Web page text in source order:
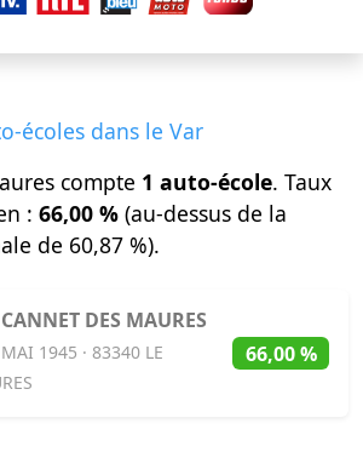
écoles dans le Var
compte 1 auto-école. Taux
: 66,00 % (au-dessus de la
de 60,87 %).
DES MAURES
1945 · 83340 LE
66,00 %